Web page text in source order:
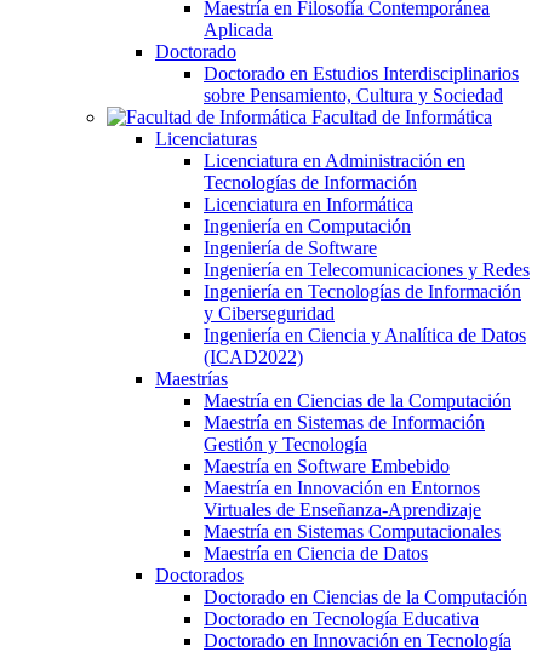
Maestría en Filosofía Contemporánea
Aplicada
Doctorado
Doctorado en Estudios Interdisciplinarios
sobre Pensamiento, Cultura y Sociedad
Facultad de Informática
Licenciaturas
Licenciatura en Administración en
Tecnologías de Información
Licenciatura en Informática
Ingeniería en Computación
Ingeniería de Software
Ingeniería en Telecomunicaciones y Redes
Ingeniería en Tecnologías de Información
y Ciberseguridad
Ingeniería en Ciencia y Analítica de Datos
(ICAD2022)
Maestrías
Maestría en Ciencias de la Computación
Maestría en Sistemas de Información
Gestión y Tecnología
Maestría en Software Embebido
Maestría en Innovación en Entornos
Virtuales de Enseñanza-Aprendizaje
Maestría en Sistemas Computacionales
Maestría en Ciencia de Datos
Doctorados
Doctorado en Ciencias de la Computación
Doctorado en Tecnología Educativa
Doctorado en Innovación en Tecnología